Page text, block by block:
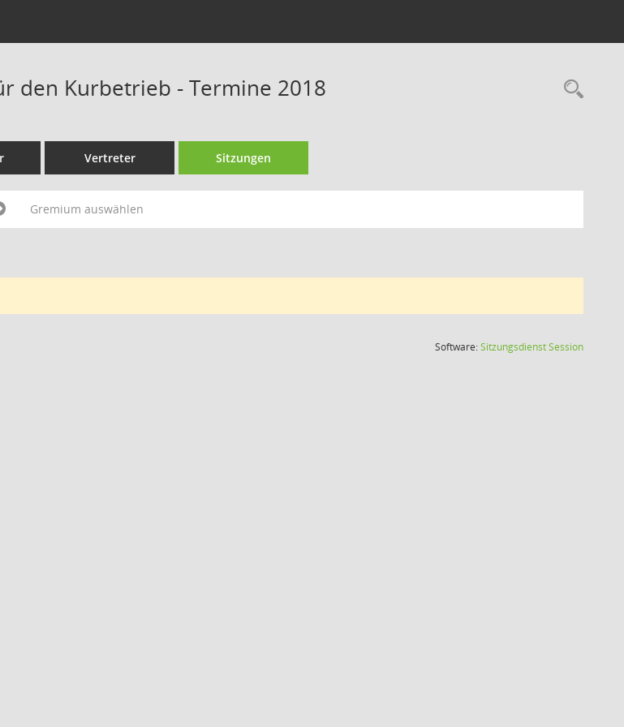
den Kurbetrieb - Termine 2018
Vertreter Sitzungen
Gremium auswählen
Software:SitzungsdienstSession(Wird in